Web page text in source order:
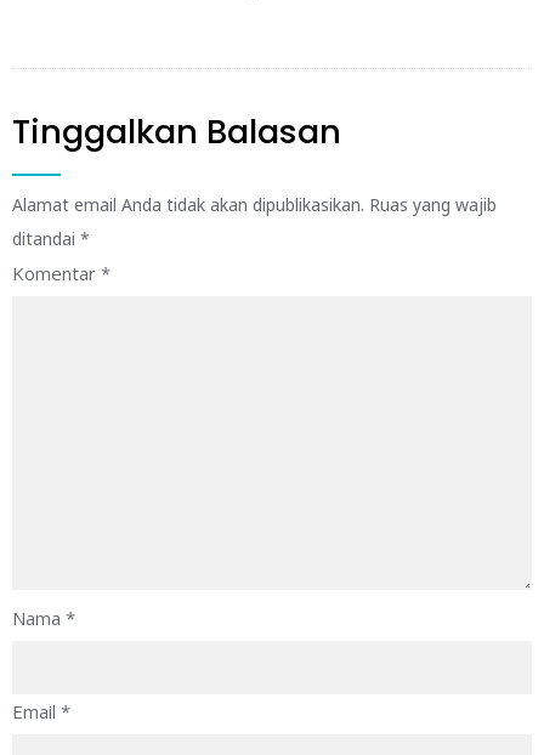
Tinggalkan Balasan
Alamat email Anda tidak akan dipublikasikan. Ruas yang wajib
ditandai *
Komentar *
Nama *
Email *